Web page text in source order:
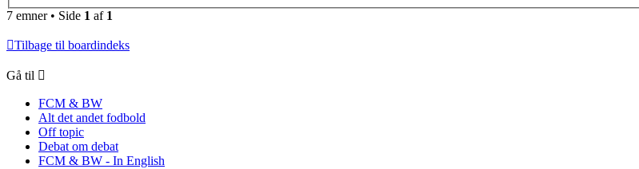
7 emner • Side 1 af 1
Tilbage til boardindeks
Gå til
FCM & BW
Alt det andet fodbold
Off topic
Debat om debat
FCM & BW - In English